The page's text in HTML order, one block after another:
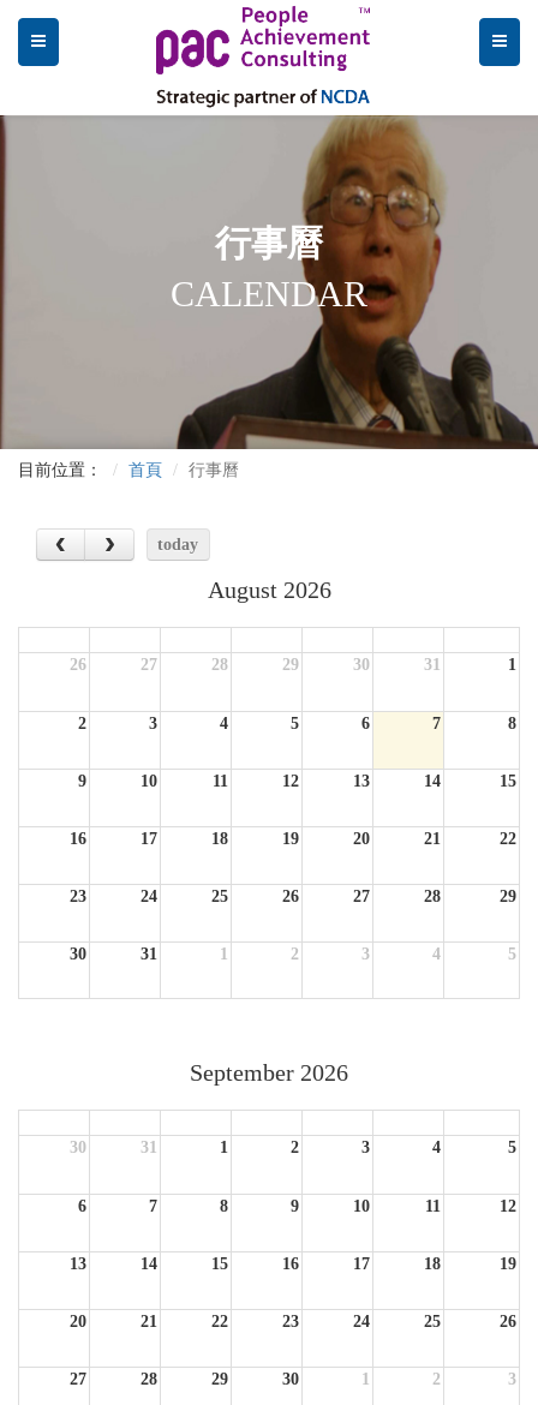
行事曆
CALENDAR
目前位置： 首頁 行事曆
August 2026
today
26
27 28 29 30 31 1
2 3 4 5 6 7 8
9 10 11 12 13 14 15
16 17 18 19 20 21 22
23 24 25 26 27 28 29
30 31 1 2 3 4 5
September 2026
30
31 1 2 3 4 5
6 7 8 9 10 11 12
13 14 15 16 17 18 19
20 21 22 23 24 25 26
27 28 29 30 1 2 3